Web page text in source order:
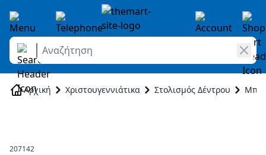
Skip to Content
Αναζήτηση
Αρχική Χριστουγεννιάτικα Στολισμός Δέντρου
207142